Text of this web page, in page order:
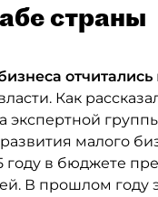
страны
отчитались
Как
экспертной
малого
году в бюджете
В прошлом году